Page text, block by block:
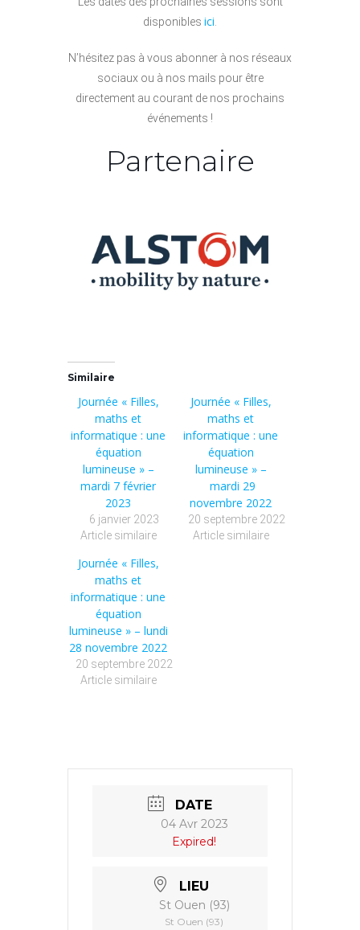
disponibles ici
N’hésitez pas à vous abonner à nos réseaux
sociaux ou à nos mails pour être
directement au courant de nos prochains
événements !
Partenaire
Similaire
Journée « Filles,
maths et
informatique : une
équation
lumineuse » –
mardi 7 février
2023
6 janvier 2023
Article similaire
Journée « Filles,
maths et
informatique : une
équation
lumineuse » –
mardi 29
novembre 2022
20 septembre 2022
Article similaire
Journée « Filles,
maths et
informatique : une
équation
lumineuse » – lundi
28 novembre 2022
20 septembre 2022
Article similaire
DATE
04 Avr 2023
Expired!
LIEU
St Ouen (93)
St Ouen (93)